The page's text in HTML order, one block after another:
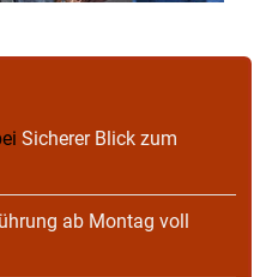
Sicherer Blick zum
ab Montag voll